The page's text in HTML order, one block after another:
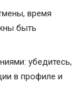
время
быть
убедитесь,
в профиле и